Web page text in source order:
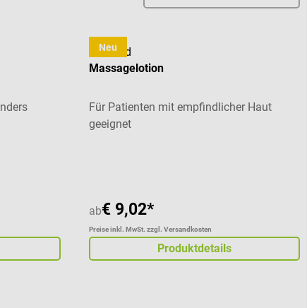
Neu
cosiMed
Massagelotion
Für Patienten mit empfindlicher Haut
geeignet
ab€ 9,02*
Preise inkl. MwSt. zzgl. Versandkosten
Produktdetails